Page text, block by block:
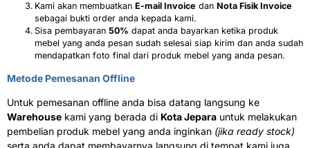
Kami akan membuatkan E-mail Invoice dan Nota Fisik Invoice
sebagai bukti order anda kepada kami.
Sisa pembayaran 50% dapat anda bayarkan ketika produk
mebel yang anda pesan sudah selesai siap kirim dan anda sudah
mendapatkan foto final dari produk mebel yang anda pesan.
Metode Pemesanan Offline
Untuk pemesanan offline anda bisa datang langsung ke
Warehouse kami yang berada di Kota Jepara untuk melakukan
pembelian produk mebel yang anda inginkan (jika ready stock)
serta anda dapat membayarnya langsung di tempat kami juga.